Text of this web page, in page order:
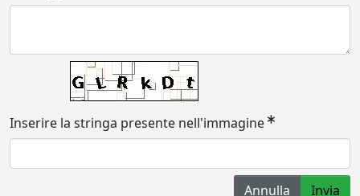
Inserire la stringa presente nell'immagine
Annulla Invia